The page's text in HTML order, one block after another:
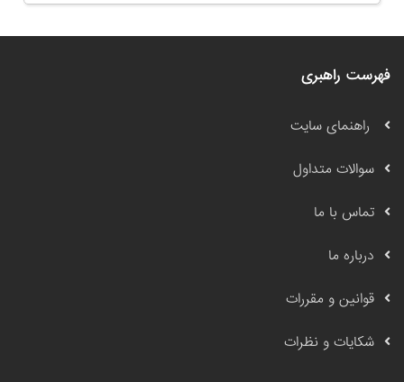
فهرست راهبری
راهنمای سایت
سوالات متداول
تماس با ما
درباره ما
قوانین و مقررات
شکایات و نظرات